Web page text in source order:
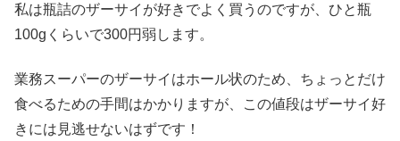
私は瓶詰のザーサイが好きでよく買うのですが、ひと瓶
100gくらいで300円弱します。
業務スーパーのザーサイはホール状のため、ちょっとだけ
食べるための手間はかかりますが、この値段はザーサイ好
きには見逃せないはずです！